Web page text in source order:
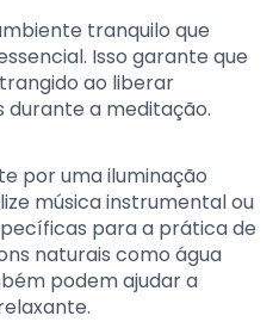
tranquilo que
Isso garante que
ao liberar
durante a meditação.
por uma iluminação
música instrumental ou
para a prática de
naturais como água
podem ajudar a